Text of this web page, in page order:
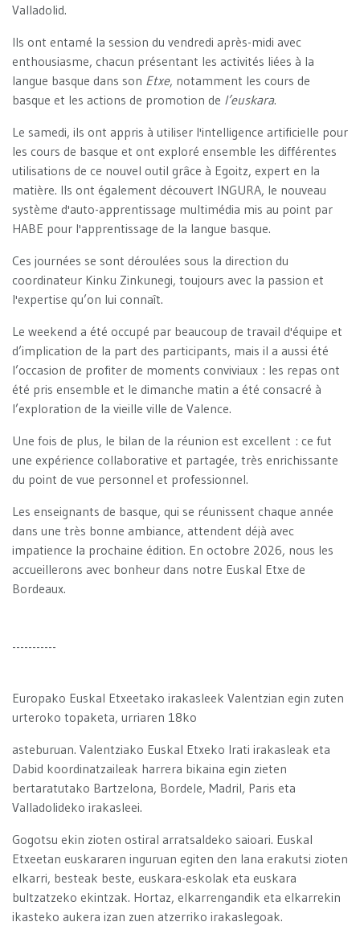
Valladolid.
Ils ont entamé la session du vendredi après-midi avec
enthousiasme, chacun présentant les activités liées à la
langue basque dans son Etxe, notamment les cours de
basque et les actions de promotion de l’euskara.
Le samedi, ils ont appris à utiliser l'intelligence artificielle pour
les cours de basque et ont exploré ensemble les différentes
utilisations de ce nouvel outil grâce à Egoitz, expert en la
matière. Ils ont également découvert INGURA, le nouveau
système d'auto-apprentissage multimédia mis au point par
HABE pour l'apprentissage de la langue basque.
Ces journées se sont déroulées sous la direction du
coordinateur Kinku Zinkunegi, toujours avec la passion et
l'expertise qu’on lui connaît.
Le weekend a été occupé par beaucoup de travail d'équipe et
d’implication de la part des participants, mais il a aussi été
l’occasion de profiter de moments conviviaux : les repas ont
été pris ensemble et le dimanche matin a été consacré à
l’exploration de la vieille ville de Valence.
Une fois de plus, le bilan de la réunion est excellent : ce fut
une expérience collaborative et partagée, très enrichissante
du point de vue personnel et professionnel.
Les enseignants de basque, qui se réunissent chaque année
dans une très bonne ambiance, attendent déjà avec
impatience la prochaine édition. En octobre 2026, nous les
accueillerons avec bonheur dans notre Euskal Etxe de
Bordeaux.
-----------
Europako Euskal Etxeetako irakasleek Valentzian egin zuten
urteroko topaketa, urriaren 18ko
asteburuan. Valentziako Euskal Etxeko Irati irakasleak eta
Dabid koordinatzaileak harrera bikaina egin zieten
bertaratutako Bartzelona, Bordele, Madril, Paris eta
Valladolideko irakasleei.
Gogotsu ekin zioten ostiral arratsaldeko saioari. Euskal
Etxeetan euskararen inguruan egiten den lana erakutsi zioten
elkarri, besteak beste, euskara-eskolak eta euskara
bultzatzeko ekintzak. Hortaz, elkarrengandik eta elkarrekin
ikasteko aukera izan zuen atzerriko irakaslegoak.